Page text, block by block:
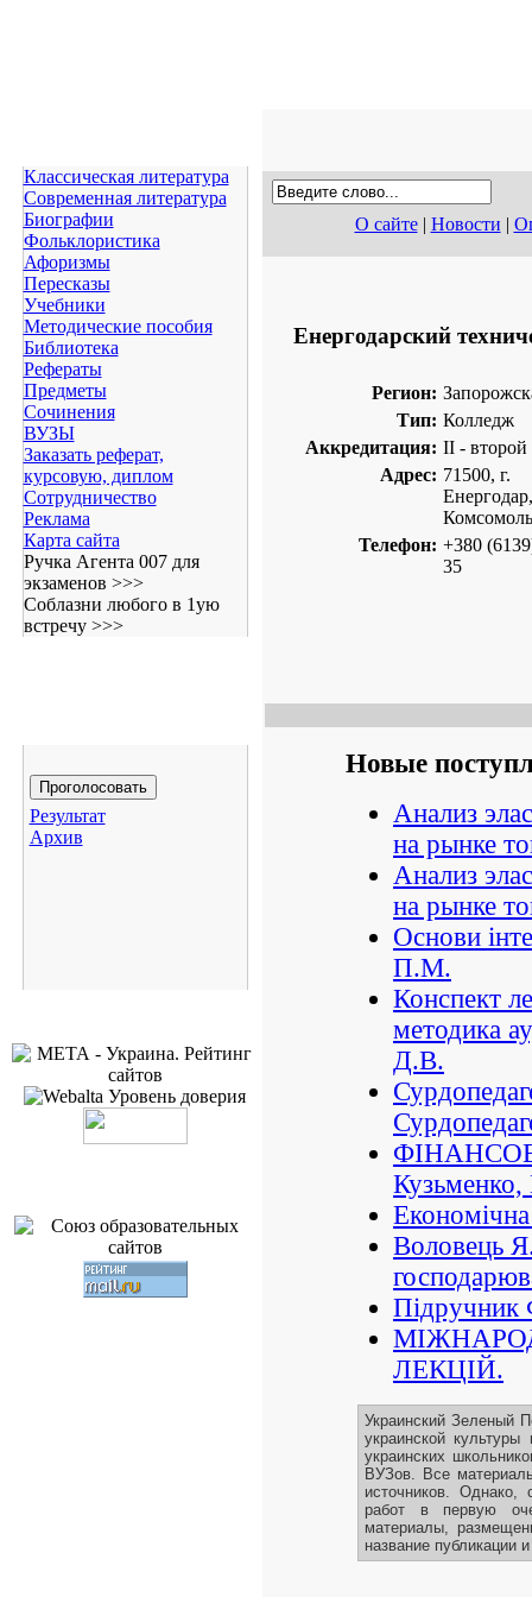
Классическая литература
Современная литература
Биографии
Фольклористика
Афоризмы
Пересказы
Учебники
Методические пособия
Библиотека
Рефераты
Предметы
Сочинения
ВУЗЫ
Заказать реферат,
курсовую, диплом
Сотрудничество
Реклама
Карта сайта
Ручка Агента 007 для
экзаменов >>>
Соблазни любого в 1ую
встречу >>>
Результат
Архив
О сайте| Новости |
Енергодарский
Регион:
Тип: Колледж
Аккредитация: II - второй
Адрес: 71500, г.
Телефон: +380
35
Новые
Анализ
на рынке
Анализ
на рынке
Основи
П.М.
Конспект
методика
Д.В.
Економічна
Воловець
Підручник
ЛЕКЦІЙ.
Украинский Зеленый
украинской
украинских
ВУЗов. Все
источников. Однако,
работ в первую
материалы,
название публикации